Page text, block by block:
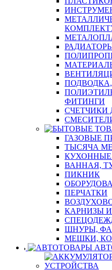
ФИТИНГИ
СЧЕТЧИКИ
ГАЗОВЫЕ
ТЫСЯЧА
ВАННАЯ,
ПИКНИК
ПЕРЧАТКИ
КАРНИЗЫ
ШНУРЫ,
МЕШКИ,